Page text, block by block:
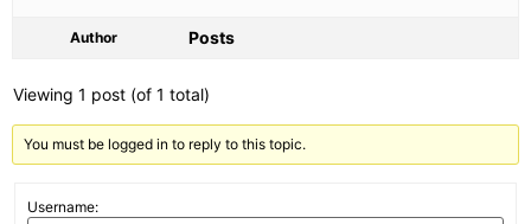
Author Posts
Viewing 1 post (of 1 total)
You must be logged in to reply to this topic.
Username: